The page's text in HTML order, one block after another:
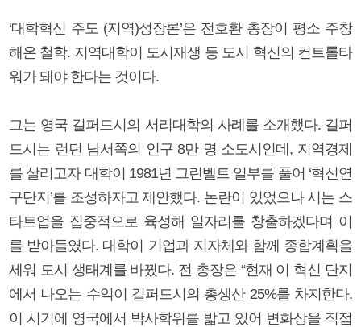
‘대학혁신 주도 (지역)성장론’은 전호환 총장이 평소 주창
해온 철학. 지역대학이 도시재생 등 도시 혁신의 컨트롤타
워가 돼야 한다는 것이다.
그는 영국 길퍼드시의 서리대학의 사례를 소개했다. 길퍼
드시는 런던 남서쪽의 인구 8만 명 소도시인데, 지역경제
를 살리고자 대학이 1981년 그린벨트 일부를 풀어 ‘혁신연
구단지’를 조성하자고 제안했다. 논란이 있었으나 시는 스
타트업을 집중적으로 육성해 일자리를 창출하겠다며 이
를 받아들였다. 대학이 기업과 지자체와 함께 종합계획을
세워 도시 생태계를 바꿨다. 전 총장은 “현재 이 혁신 단지
에서 나오는 수익이 길퍼드시의 총생산 25%를 차지한다.
이 시기에 영국에서 박사학위를 밟고 있어 변화상을 직접